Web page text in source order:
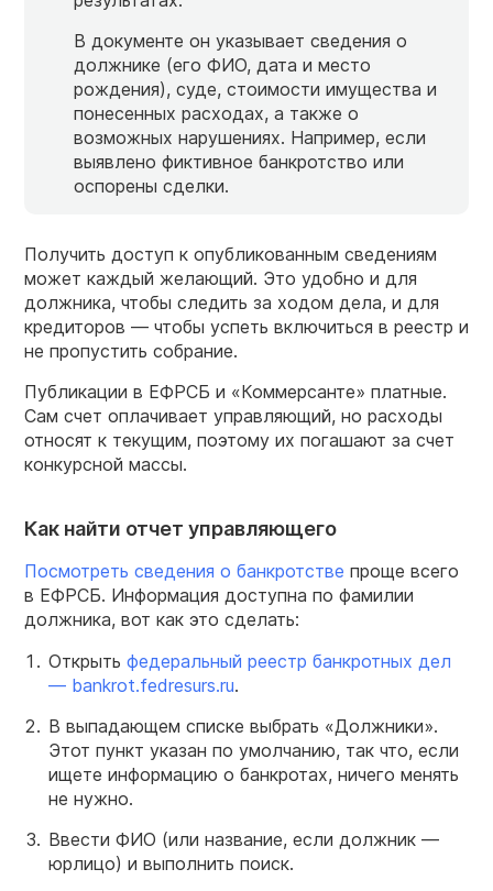
В документе он указывает сведения о
должнике (его ФИО, дата и место
рождения), суде, стоимости имущества и
понесенных расходах, а также о
возможных нарушениях. Например, если
выявлено фиктивное банкротство или
оспорены сделки.
Получить доступ к опубликованным сведениям
может каждый желающий. Это удобно и для
должника, чтобы следить за ходом дела, и для
кредиторов — чтобы успеть включиться в реестр и
не пропустить собрание.
Публикации в ЕФРСБ и «Коммерсанте» платные.
Сам счет оплачивает управляющий, но расходы
относят к текущим, поэтому их погашают за счет
конкурсной массы.
Как найти отчет управляющего
Посмотреть сведения о банкротстве проще всего
в ЕФРСБ. Информация доступна по фамилии
должника, вот как это сделать:
Открыть федеральный реестр банкротных дел
— bankrot.fedresurs.ru.
В выпадающем списке выбрать «Должники».
Этот пункт указан по умолчанию, так что, если
ищете информацию о банкротах, ничего менять
не нужно.
Ввести ФИО (или название, если должник —
юрлицо) и выполнить поиск.